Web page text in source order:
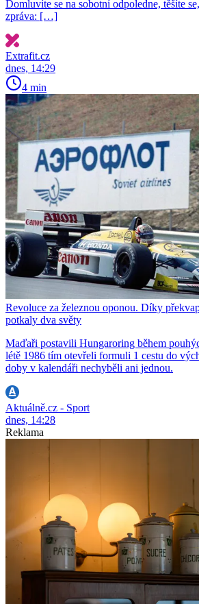
Domluvíte se na sobotní odpoledne, těšíte
zpráva: […]
Extrafit.cz
dnes, 14:29
4 min
Revoluce za železnou oponou. Díky
potkaly dva světy
Maďaři postavili Hungaroring během
létě 1986 tím otevřeli formuli 1 cestu do
doby v kalendáři nechyběli ani jednou.
Aktuálně.cz - Sport
dnes, 14:28
Reklama